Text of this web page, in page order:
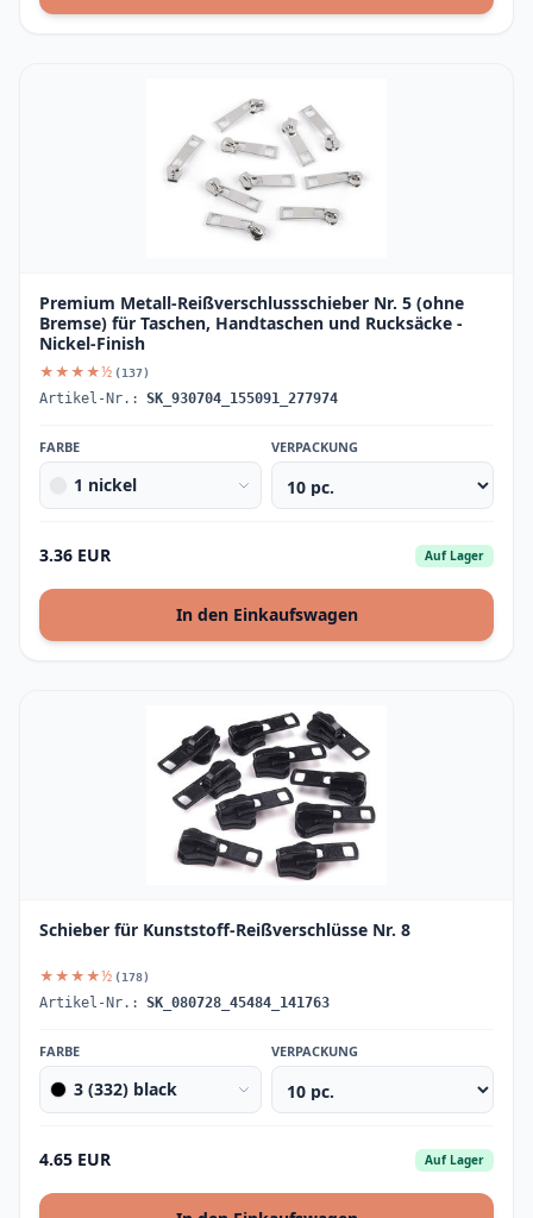
Premium Metall-Reißverschlussschieber Nr. 5 (ohne
Bremse) für Taschen, Handtaschen und Rucksäcke -
Nickel-Finish
★★★★½ (137)
Artikel-Nr.: SK_930704_155091_277974
FARBE
1 nickel
VERPACKUNG
3.36 EUR Auf Lager
In den Einkaufswagen
Schieber für Kunststoff-Reißverschlüsse Nr. 8
★★★★½ (178)
Artikel-Nr.: SK_080728_45484_141763
FARBE
3 (332) black
VERPACKUNG
4.65 EUR Auf Lager